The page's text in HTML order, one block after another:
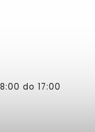
do 17:00